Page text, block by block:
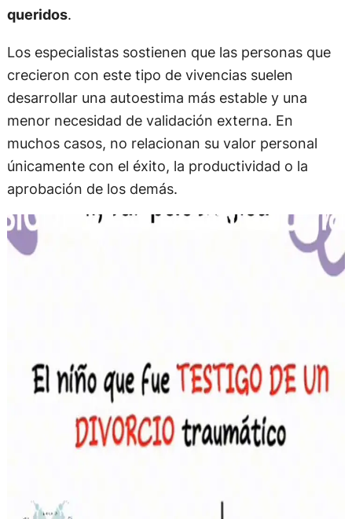
queridos.
Los especialistas sostienen que las personas que
crecieron con este tipo de vivencias suelen
desarrollar una autoestima más estable y una
menor necesidad de validación externa. En
muchos casos, no relacionan su valor personal
únicamente con el éxito, la productividad o la
aprobación de los demás.